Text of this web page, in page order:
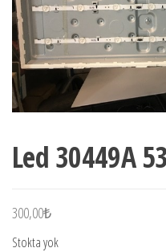
Led 30449A
300,00₺
Stokta yok